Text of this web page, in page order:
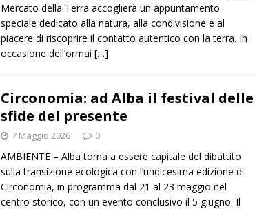
Mercato della Terra accoglierà un appuntamento
speciale dedicato alla natura, alla condivisione e al
piacere di riscoprire il contatto autentico con la terra. In
occasione dell’ormai […]
Circonomia: ad Alba il festival delle
sfide del presente
7 Maggio 2026 0
AMBIENTE – Alba torna a essere capitale del dibattito
sulla transizione ecologica con l’undicesima edizione di
Circonomia, in programma dal 21 al 23 maggio nel
centro storico, con un evento conclusivo il 5 giugno. Il